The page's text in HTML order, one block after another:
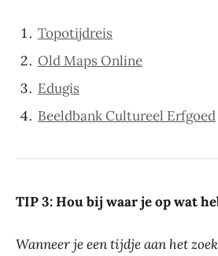
Topotijdreis
Old Maps Online
Edugis
Beeldbank Cultureel Erfgoed
TIP 3: Hou bij waar je op wat
Wanneer je een tijdje aan het